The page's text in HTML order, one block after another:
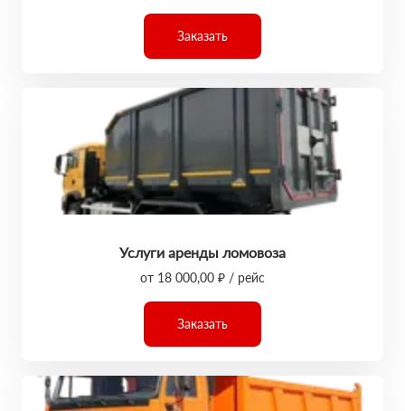
Заказать
Услуги аренды ломовоза
от 18 000,00 ₽ / рейс
Заказать